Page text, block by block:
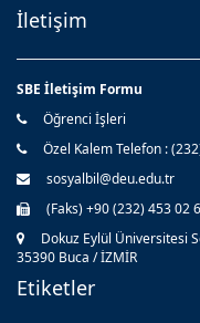
İletişim
SBE İletişim Formu
Öğrenci İşleri
Özel Kalem Telefon :
sosyalbil@deu.edu.tr
(Faks) +90 (232) 453 02
Dokuz Eylül Üniversitesi
35390 Buca / İZMİR
Etiketler